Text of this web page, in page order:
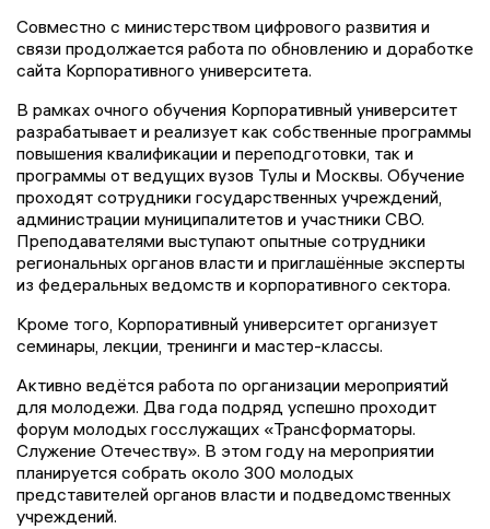
Совместно с министерством цифрового развития и
связи продолжается работа по обновлению и доработке
сайта Корпоративного университета.
В рамках очного обучения Корпоративный университет
разрабатывает и реализует как собственные программы
повышения квалификации и переподготовки, так и
программы от ведущих вузов Тулы и Москвы. Обучение
проходят сотрудники государственных учреждений,
администрации муниципалитетов и участники СВО.
Преподавателями выступают опытные сотрудники
региональных органов власти и приглашённые эксперты
из федеральных ведомств и корпоративного сектора.
Кроме того, Корпоративный университет организует
семинары, лекции, тренинги и мастер-классы.
Активно ведётся работа по организации мероприятий
для молодежи. Два года подряд успешно проходит
форум молодых госслужащих «Трансформаторы.
Служение Отечеству». В этом году на мероприятии
планируется собрать около 300 молодых
представителей органов власти и подведомственных
учреждений.